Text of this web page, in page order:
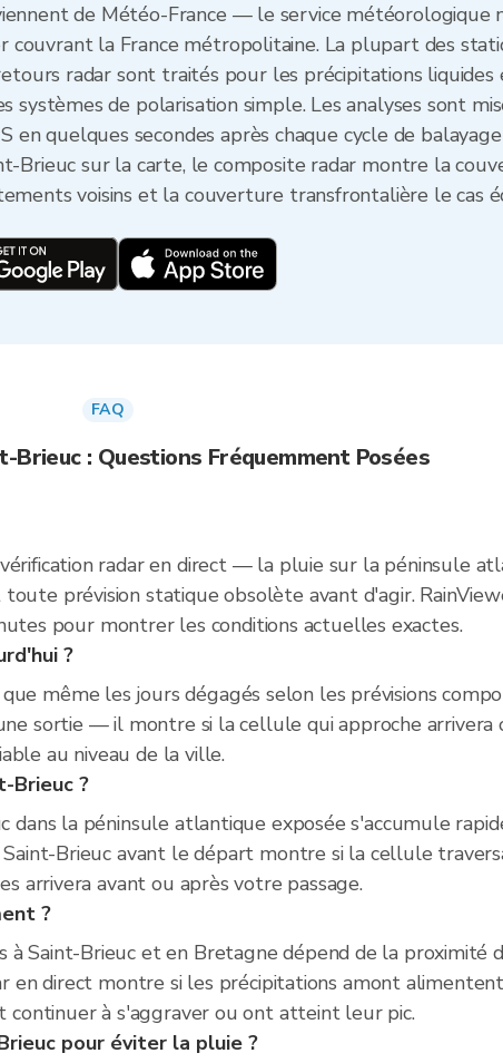
de Météo-France — le service météorologique
couvrant la France métropolitaine. La plupart des
radar sont traités pour les précipitations
de polarisation simple. Les analyses sont
quelques secondes après chaque cycle de
Brieuc sur la carte, le composite radar montre la
voisins et la couverture transfrontalière le cas
FAQ
Brieuc : Questions Fréquemment Posées
radar en direct — la pluie sur la péninsule
prévision statique obsolète avant d'agir.
pour montrer les conditions actuelles exactes.
?
même les jours dégagés selon les prévisions
sortie — il montre si la cellule qui approche arrivera
au niveau de la ville.
Brieuc ?
dans la péninsule atlantique exposée s'accumule
Brieuc avant le départ montre si la cellule
arrivera avant ou après votre passage.
?
Saint-Brieuc et en Bretagne dépend de la proximité
en direct montre si les précipitations amont
continuer à s'aggraver ou ont atteint leur pic.
pour éviter la pluie ?